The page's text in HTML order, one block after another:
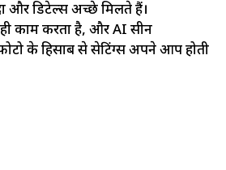
और डिटेल्स अच्छे मिलते हैं।
काम करता है, और AI सीन
के हिसाब से सेटिंग्स अपने आप होती